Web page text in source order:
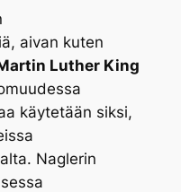
aivan kuten
Luther King
käytetään siksi,
Naglerin